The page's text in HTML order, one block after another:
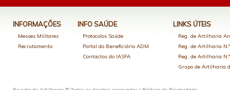
INFORMAÇÕES
Messes Militares
Recrutamento
INFO SAÚDE
Protocolos Saúde
Portal do Beneficiário ADM
Contactos do IASFA
LINKS ÚTEIS
Reg. de Artilharia
Reg. de Artilharia
Reg. de Artilharia
Grupo de Artilharia